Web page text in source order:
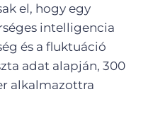
el, hogy egy
intelligencia
és a fluktuáció
adat alapján, 300
alkalmazottra